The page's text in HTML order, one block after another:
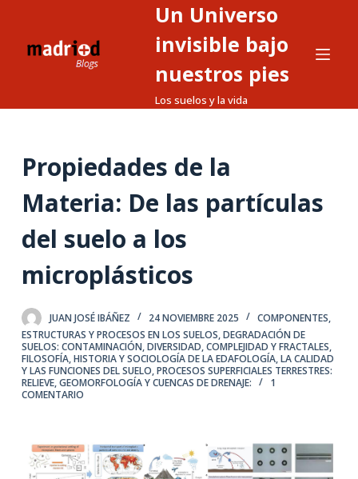
n
d
o
Un Universo
invisible bajo
nuestros pies
Los suelos y la vida
Propiedades de la
Materia: De las partículas
del suelo a los
microplásticos
JUAN JOSÉ IBÁÑEZ 24 NOVIEMBRE 2025
COMPONENTES,
ESTRUCTURAS Y PROCESOS EN LOS SUELOS,DEGRADACIÓN DE
SUELOS: CONTAMINACIÓN,DIVERSIDAD, COMPLEJIDAD Y FRACTALES,
FILOSOFÍA, HISTORIA Y SOCIOLOGÍA DE LA EDAFOLOGÍA,LA CALIDAD
Y LAS FUNCIONES DEL SUELO,PROCESOS SUPERFICIALES TERRESTRES:
RELIEVE, GEOMORFOLOGÍA Y CUENCAS DE DRENAJE:
1
COMENTARIO